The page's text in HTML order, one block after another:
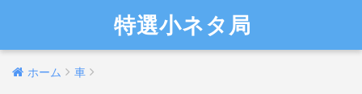
特選小ネタ局
ホーム 車